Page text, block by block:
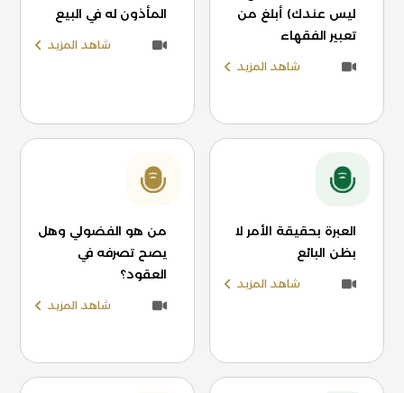
ليس عندك) أبلغ من
تعبير الفقهاء
شاهد المزيد
المأذون له في البيع
شاهد المزيد
العبرة بحقيقة الأمر لا
بظن البائع
شاهد المزيد
من هو الفضولي وهل
يصح تصرفه في
العقود؟
شاهد المزيد